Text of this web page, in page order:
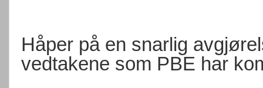
Håper på en snarlig
vedtakene som PBE har